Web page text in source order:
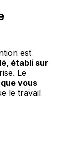
est
établi sur
Le
vous
le travail